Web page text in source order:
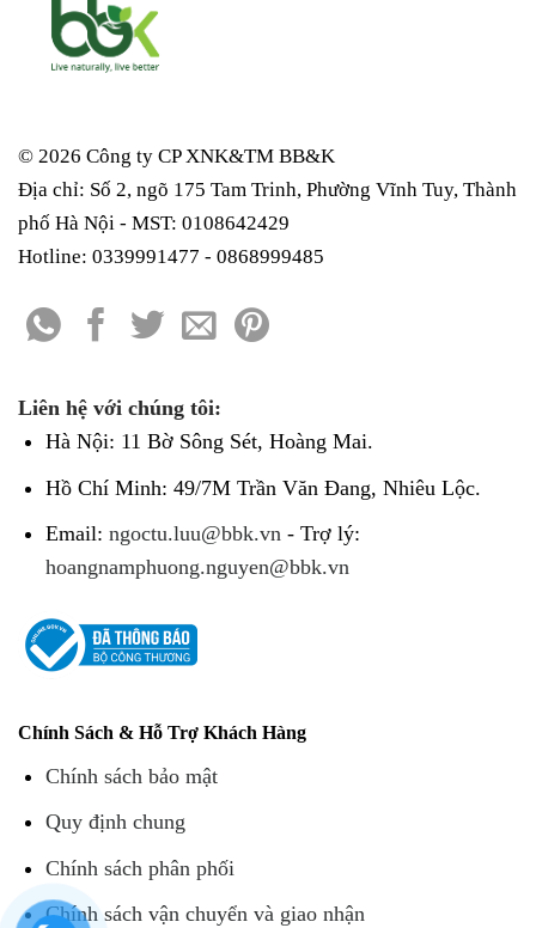
© 2026 Công ty CP XNK&TM BB&K
Địa chỉ: Số 2, ngõ 175 Tam Trinh, Phường Vĩnh Tuy, Thành
phố Hà Nội - MST: 0108642429
Hotline: 0339991477 - 0868999485
Liên hệ với chúng tôi:
Hà Nội: 11 Bờ Sông Sét, Hoàng Mai.
Hồ Chí Minh: 49/7M Trần Văn Đang, Nhiêu Lộc.
Email: ngoctu.luu@bbk.vn- Trợ lý:
hoangnamphuong.nguyen@bbk.vn
Chính Sách & Hỗ Trợ Khách Hàng
Chính sách bảo mật
Quy định chung
Chính sách phân phối
Chính sách vận chuyển và giao nhận